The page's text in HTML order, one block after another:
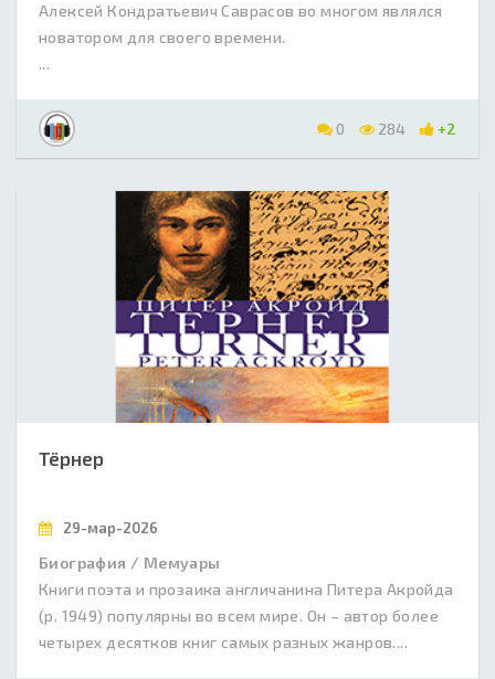
Алексей Кондратьевич Саврасов во многом являлся
новатором для своего времени.
...
0 284 +2
Тёрнер
29-мар-2026
Биография / Мемуары
Книги поэта и прозаика англичанина Питера Акройда
(р. 1949) популярны во всем мире. Он – автор более
четырех десятков книг самых разных жанров....